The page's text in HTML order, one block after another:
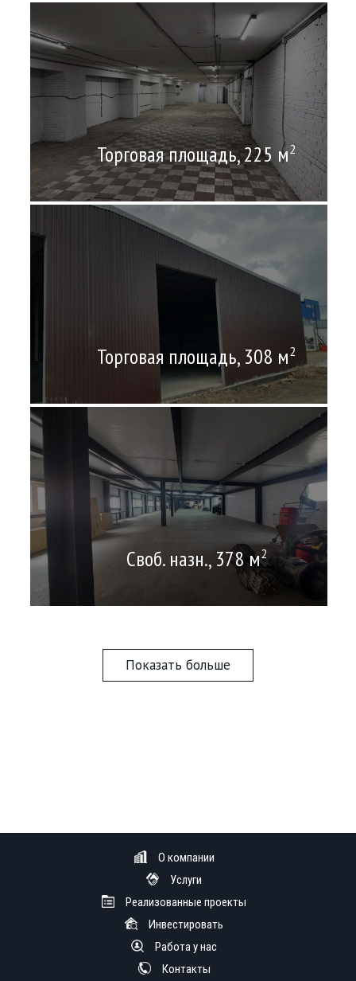
Торговая площадь, 225 м2
Торговая площадь, 308 м2
Своб. назн., 378 м2
Показать больше
О компании
Услуги
Реализованные проекты
Инвестировать
Работа у нас
Контакты